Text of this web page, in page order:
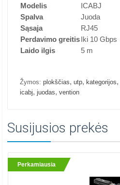
Modelis
ICABJ
Spalva
Juoda
Sąsaja
RJ45
Perdavimo greitisIki 10 Gbps
Laido ilgis
5 m
Žymos: plokščias, utp, kategorijos,
icabj, juodas, vention
Susijusios prekės
Perkamiausia